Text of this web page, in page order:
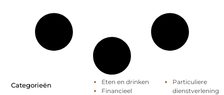
Categorieën
Eten en drinken
Financieel
Particuliere
dienstverlening